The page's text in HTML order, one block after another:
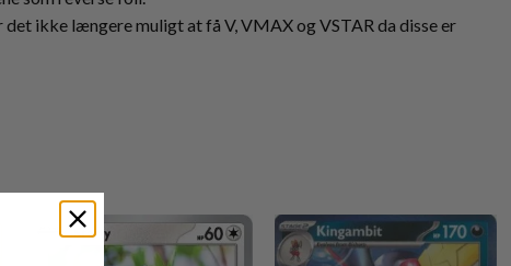
ikke længere muligt at få V, VMAX og VSTAR da disse er